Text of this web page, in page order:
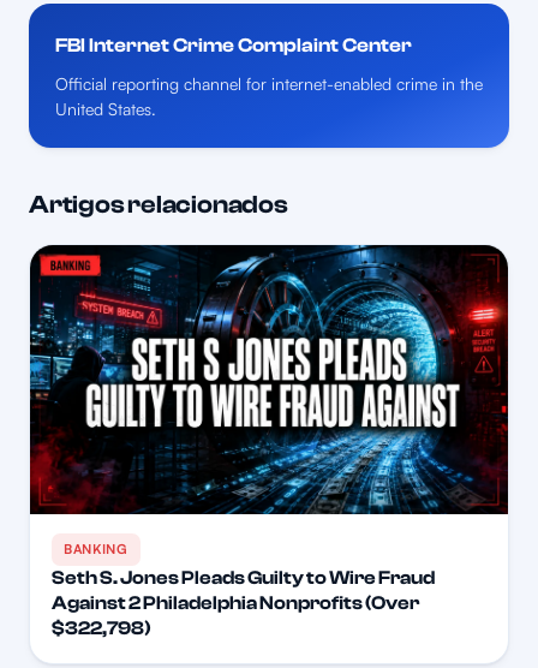
FBI Internet Crime Complaint Center
Official reporting channel for internet-enabled crime in the
United States.
Artigos relacionados
BANKING
Seth S. Jones Pleads Guilty to Wire Fraud
Against 2 Philadelphia Nonprofits (Over
$322,798)